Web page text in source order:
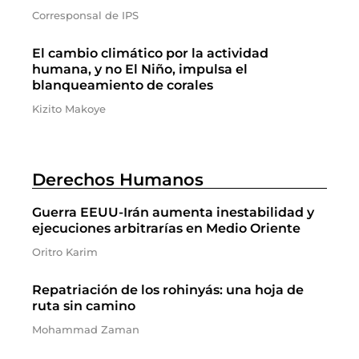
Corresponsal de IPS
El cambio climático por la actividad
humana, y no El Niño, impulsa el
blanqueamiento de corales
Kizito Makoye
Derechos Humanos
Guerra EEUU-Irán aumenta inestabilidad y
ejecuciones arbitrarías en Medio Oriente
Oritro Karim
Repatriación de los rohinyás: una hoja de
ruta sin camino
Mohammad Zaman